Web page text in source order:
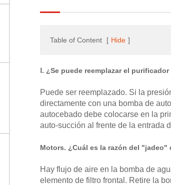
Table of Content [ Hide ]
Ⅰ. ¿Se puede reemplazar el
Puede ser reemplazado. Si la
directamente con una bomba de
autocebado debe colocarse en la
auto-succión al frente de la entrada
Motors. ¿Cuál es la razón del
Hay flujo de aire en la bomba de
elemento de filtro frontal. Retire la